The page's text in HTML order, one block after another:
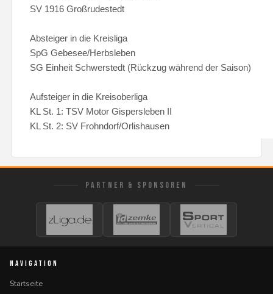
SV 1916 Großrudestedt
Absteiger in die Kreisliga
SpG Gebesee/Herbsleben
SG Einheit Schwerstedt (Rückzug während der Saison)
Aufsteiger in die Kreisoberliga
KL St. 1: TSV Motor Gispersleben II
KL St. 2: SV Frohndorf/Orlishausen
PARTNER & SPONSOREN
NAVIGATION
Startseite